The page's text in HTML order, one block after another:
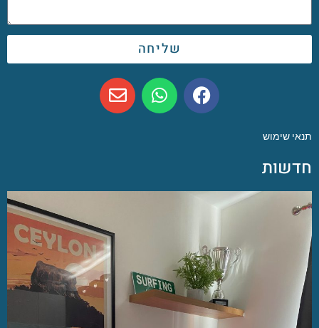
שליחה
תנאי שימוש
חדשות